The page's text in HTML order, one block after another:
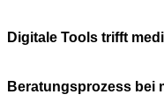
Digitale Tools trifft
Beratungsprozess bei